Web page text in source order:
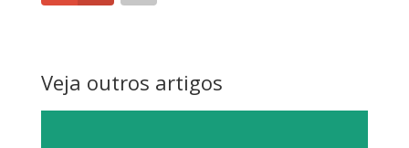
Veja outros artigos